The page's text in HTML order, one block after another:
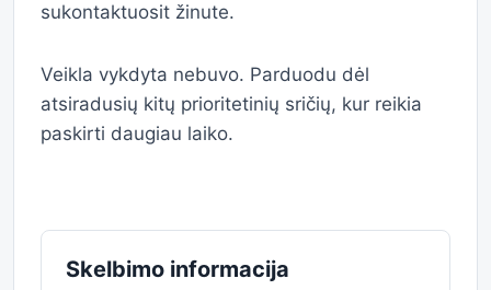
sukontaktuosit žinute.
Veikla vykdyta nebuvo. Parduodu dėl
atsiradusių kitų prioritetinių sričių, kur reikia
paskirti daugiau laiko.
Skelbimo informacija